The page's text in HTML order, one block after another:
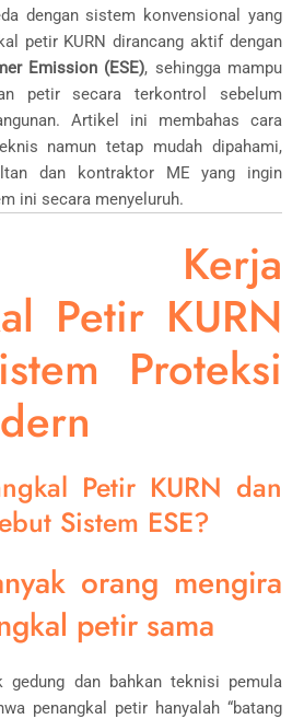
dengan sistem konvensional yang
petir KURN dirancang aktif dengan
Emission (ESE), sehingga mampu
petir secara terkontrol sebelum
Artikel ini membahas cara
namun tetap mudah dipahami,
dan kontraktor ME yang ingin
ini secara menyeluruh.
Kerja
Petir KURN
Proteksi
Petir KURN dan
Sistem ESE?
orang mengira
petir sama
gedung dan bahkan teknisi pemula
penangkal petir hanyalah “batang